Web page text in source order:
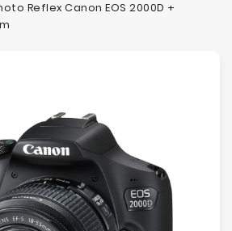
Reflex Canon EOS 2000D +